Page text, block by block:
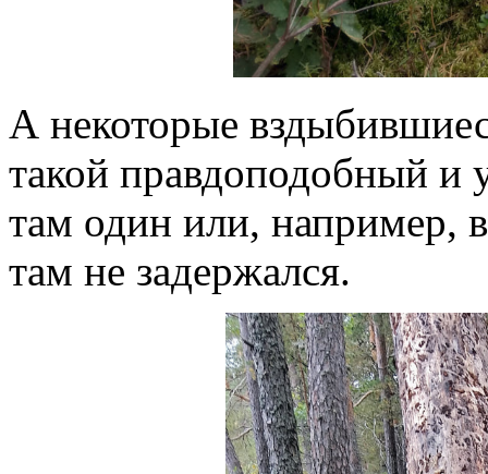
А некоторые
такой правдоподобный и
там один или, например,
там не задержался.